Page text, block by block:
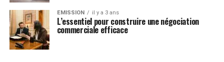
EMISSION il y a 3 ans
L’essentiel pour construire une négociation
commerciale efficace